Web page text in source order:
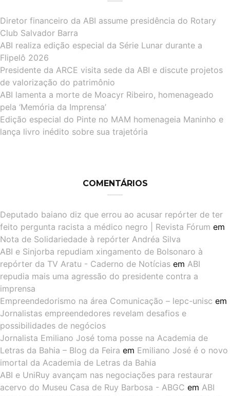
Diretor financeiro da ABI assume presidência do Rotary
Club Salvador Barra
ABI realiza edição especial da Série Lunar durante a
Flipelô 2026
Presidente da ARCE visita sede da ABI e discute projetos
de valorização do patrimônio
ABI lamenta a morte de Moacyr Ribeiro, homenageado
pela ‘Memória da Imprensa’
Edição especial do Pinte no MAM homenageia Maninho e
lança livro inédito sobre sua trajetória
COMENTÁRIOS
Deputado baiano diz que errou ao acusar repórter de ter
feito pergunta racista a médico negro | Revista Fórum em
Nota de Solidariedade à repórter Andréa Silva
ABI e Sinjorba repudiam xingamento de Bolsonaro à
repórter da TV Aratu - Caderno de Notícias em ABI
repudia mais uma agressão do presidente contra a
imprensa
Empreendedorismo na área Comunicação – lepc-unisc em
Jornalistas empreendedores revelam desafios e
possibilidades de negócios
Jornalista Emiliano José toma posse na Academia de
Letras da Bahia – Blog da Feira em Emiliano José é o novo
imortal da Academia de Letras da Bahia
ABI e UniRuy avançam nas negociações para restaurar
acervo do Museu Casa de Ruy Barbosa - ABGC em ABI